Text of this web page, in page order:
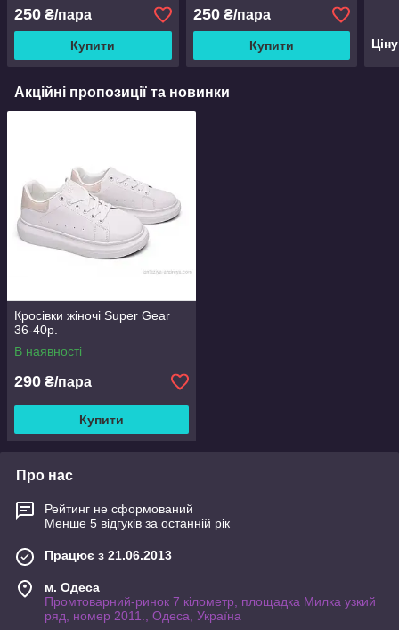
250 ₴/пара
Купити
250₴/пара
Купити
Акційні пропозиції та новинки
Кросівки жіночі Super Gear
36-40р.
В наявності
290 ₴/пара
Купити
Про нас
Рейтинг не сформований
Менше 5 відгуків за останній рік
Працює з 21.06.2013
м. Одеса
Промтоварний-ринок 7 кілометр, площадка Милка узкий
ряд, номер 2011., Одеса, Україна